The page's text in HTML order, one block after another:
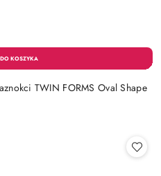
TWIN FORMS Oval Shape